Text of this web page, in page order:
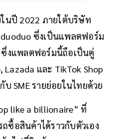
นปี 2022 ภายใต้บริษัท
ซึ่งเป็นแพลตฟอร์ม
งแพลตฟอร์มนี้ถือเป็นคู่
Lazada และ TikTok Shop
SME รายย่อยในไทยด้วย
like a billionaire” ที่
ซื้อสินค้าได้ราวกับตัวเอง